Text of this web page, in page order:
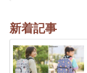
新着記事